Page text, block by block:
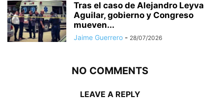
Tras el caso de Alejandro Leyva
Aguilar, gobierno y Congreso
mueven...
Jaime Guerrero - 28/07/2026
NO COMMENTS
LEAVE A REPLY